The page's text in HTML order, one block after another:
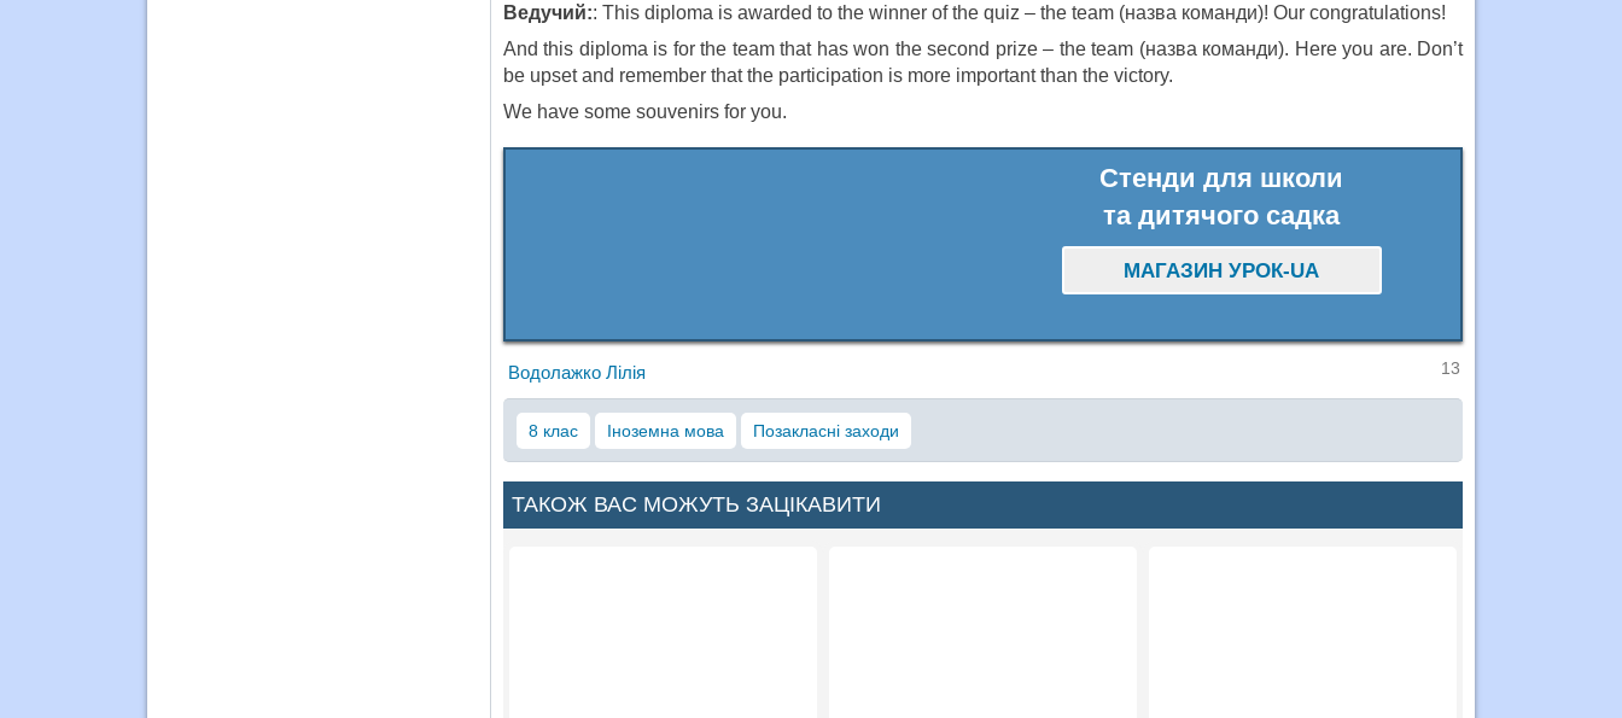
Ведучий:: This diploma is awarded to the winner of the quiz – the team (назва команди)! Our congratulations!
And this diploma is for the team that has won the second prize – the team (назва команди). Here you are. Don’t
be upset and remember that the participation is more important than the victory.
We have some souvenirs for you.
Стенди для школи
та дитячого садка
МАГАЗИН УРОК-UA
Водолажко Лілія 13
8 клас Іноземна мова Позакласні заходи
ТАКОЖ ВАС МОЖУТЬ ЗАЦІКАВИТИ